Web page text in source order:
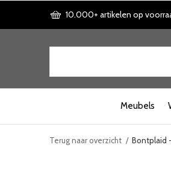
Meubels
10.000+ artikelen op
Terug naar overzicht Bontplaid